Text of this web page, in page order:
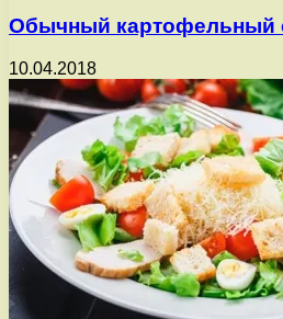
Обычный картофельный
10.04.2018